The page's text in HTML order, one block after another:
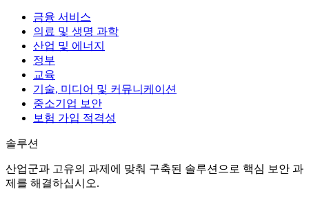
금융 서비스
의료 및 생명 과학
산업 및 에너지
정부
교육
기술, 미디어 및 커뮤니케이션
중소기업 보안
보험 가입 적격성
솔루션
산업군과 고유의 과제에 맞춰 구축된 솔루션으로 핵심 보안 과
제를 해결하십시오.